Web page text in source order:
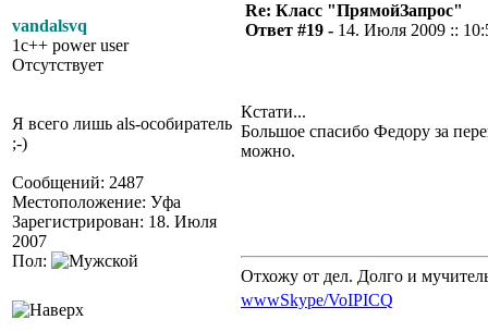
vandalsvq
1c++ power user
Отсутствует
Я всего лишь als-особиратель
;-)
Сообщений: 2487
Местоположение: Уфа
Зарегистрирован: 18. Июля
2007
Пол:
Re: Класс "ПрямойЗапрос"
Ответ #19 - 14. Июля 2009 ::
Кстати...
Большое спасибо Федору за
можно.
Отхожу от дел. Долго и
wwwSkype/VoIPICQ